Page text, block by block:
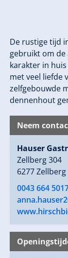
De rustige tijd
gebruikt om
karakter in
met veel liefde
zelfgebouwde
dennenhout
Neem
Hauser
Zellberg 304
6277 Zellberg
0043 664